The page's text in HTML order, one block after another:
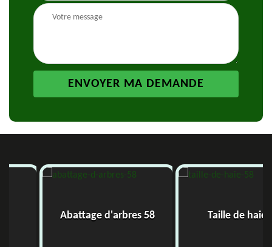
Abattage d'arbres 58 Taille de haie